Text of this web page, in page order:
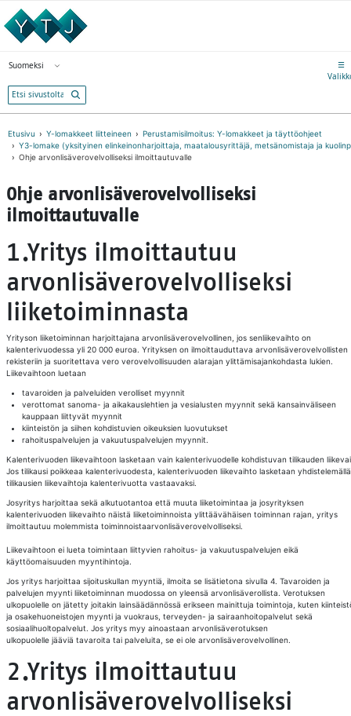
Valitse kieli
Suomeksi Avaa valikko
☰
Etusivu Y-lomakkeet liitteineen
Perustamisilmoitus: Y-lomakkeet ja täyttöohjeet
Y3-lomake (yksityinen elinkeinonharjoittaja, maatalousyrittäjä, metsänomistaja ja
Ohje arvonlisäverovelvolliseksi ilmoittautuvalle
Ohje arvonlisäverovelvolliseksi
ilmoittautuvalle
1.Yritys ilmoittautuu
arvonlisäverovelvolliseksi
liiketoiminnasta
Yrityson liiketoiminnan harjoittajana arvonlisäverovelvollinen, jos senliikevaihto on
kalenterivuodessa yli 20 000 euroa. Yrityksen on ilmoittauduttava arvonlisäverovelvollisten
rekisteriin ja suoritettava vero verovelvollisuuden alarajan ylittämisajankohdasta lukien.
Liikevaihtoon luetaan
tavaroiden ja palveluiden verolliset myynnit
verottomat sanoma- ja aikakauslehtien ja vesialusten myynnit sekä kansainväliseen
kauppaan liittyvät myynnit
kiinteistön ja siihen kohdistuvien oikeuksien luovutukset
rahoituspalvelujen ja vakuutuspalvelujen myynnit.
Kalenterivuoden liikevaihtoon lasketaan vain kalenterivuodelle kohdistuvan tilikauden
Jos tilikausi poikkeaa kalenterivuodesta, kalenterivuoden liikevaihto lasketaan
tilikausien liikevaihtoja kalenterivuotta vastaavaksi.
Josyritys harjoittaa sekä alkutuotantoa että muuta liiketoimintaa ja josyrityksen
kalenterivuoden liikevaihto näistä liiketoiminnoista ylittäävähäisen toiminnan rajan, yritys
ilmoittautuu molemmista toiminnoistaarvonlisäverovelvolliseksi.
Liikevaihtoon ei lueta toimintaan liittyvien rahoitus- ja vakuutuspalvelujen eikä
käyttöomaisuuden myyntihintoja.
Jos yritys harjoittaa sijoituskullan myyntiä, ilmoita se lisätietona sivulla 4. Tavaroiden ja
palvelujen myynti liiketoiminnan muodossa on yleensä arvonlisäverollista. Verotuksen
ulkopuolelle on jätetty joitakin lainsäädännössä erikseen mainittuja toimintoja, kuten
ja osakehuoneistojen myynti ja vuokraus, terveyden- ja sairaanhoitopalvelut sekä
sosiaalihuoltopalvelut. Jos yritys myy ainoastaan arvonlisäverotuksen
ulkopuolelle jääviä tavaroita tai palveluita, se ei ole arvonlisäverovelvollinen.
2.Yritys ilmoittautuu
arvonlisäverovelvolliseksi